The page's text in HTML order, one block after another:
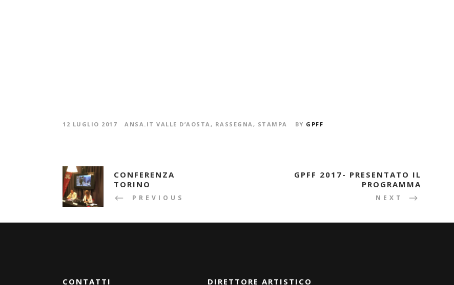
12 LUGLIO 2017 ANSA.IT VALLE D’AOSTA, RASSEGNA, STAMPA BY GPFF
CONFERENZA
TORINO
PREVIOUS
GPFF 2017- PRESENTATO IL
PROGRAMMA
NEXT
CONTATTI DIRETTORE ARTISTICO